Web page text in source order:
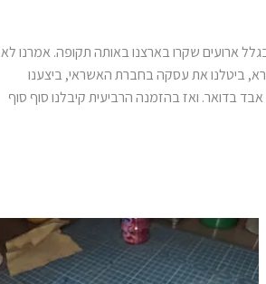
בגלל ארועים שקרו בארצנו באותה תקופה. אמרנו לא
ביטלנו את עסקה בחברת האשראי, ביצענו
אבד בדואר. ואז בהזמנה הרביעית קיבלנו סוף סוף